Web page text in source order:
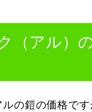
（アル）
の鎧の価格です